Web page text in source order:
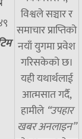
विश्वले सञ्चार र
समाचार प्राप्तिको
नयाँ युगमा प्रवेश
गरिसकेको छ।
यही यथार्थलाई
आत्मसात गर्दै,
हामीले “उपहार
खबर अनलाइन”